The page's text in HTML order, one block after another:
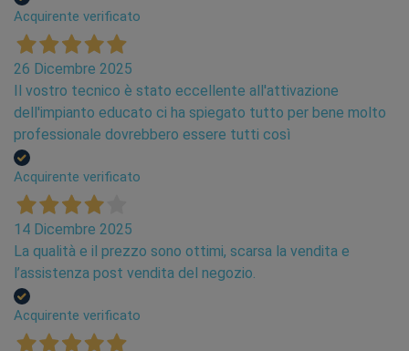
• Strato interno in PE-Xb, un polietilene ad alta
densità reticolato.
•Strato di adesivo polimerico.
•Strato di alluminio formato cilindricamente sullo
strato interno in materiale plastico, saldato sulle
•Ulteriore strato di adesivo polimerico.
•Strato esterno in PE-Xb, un polietilene ad alta
densità.
Pleitrust
radiante in polietilene ad alta resistenza termica
progettati per essere conformi alla norma EN ISO
Acquirente verificato
26 Dicembre 2025
Il vostro tecnico è stato eccellente all'attivazione
dell'impianto educato ci ha spiegato tutto per bene molto
professionale dovrebbero essere tutti così
Acquirente verificato
14 Dicembre 2025
La qualità e il prezzo sono ottimi, scarsa la vendita e
l’assistenza post vendita del negozio.
Acquirente verificato